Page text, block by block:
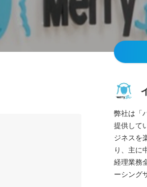
弊社は「
提供して
ジネスを
り、主に
経理業務
ーシング